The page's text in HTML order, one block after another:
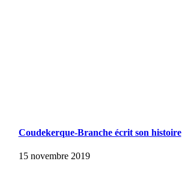
Coudekerque-Branche écrit son histoire
15 novembre 2019